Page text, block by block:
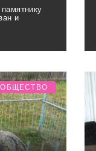
и
ОБЩЕСТВО